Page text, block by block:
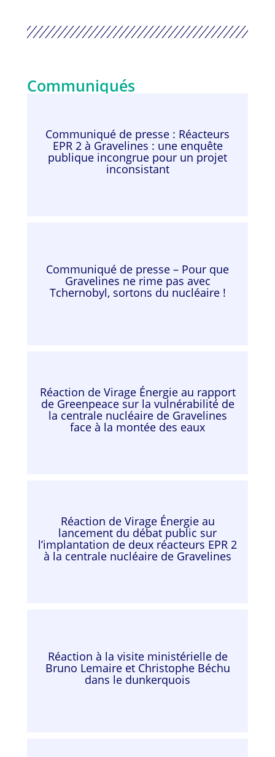
Communiqués
Communiqué de presse : Réacteurs
EPR 2 à Gravelines : une enquête
publique incongrue pour un projet
inconsistant
Communiqué de presse – Pour que
Gravelines ne rime pas avec
Tchernobyl, sortons du nucléaire !
Réaction de Virage Énergie au rapport
de Greenpeace sur la vulnérabilité de
la centrale nucléaire de Gravelines
face à la montée des eaux
Réaction de Virage Énergie au
lancement du débat public sur
l’implantation de deux réacteurs EPR 2
à la centrale nucléaire de Gravelines
Réaction à la visite ministérielle de
Bruno Lemaire et Christophe Béchu
dans le dunkerquois